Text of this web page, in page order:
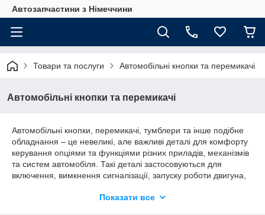
Автозапчастини з Німеччини
Товари та послуги Автомобільні кнопки та перемикачі
Автомобільні кнопки та перемикачі
Автомобільні кнопки, перемикачі, тумблери та інше подібне
обладнання – це невеликі, але важливі деталі для комфорту
керування опціями та функціями різних приладів, механізмів
та систем автомобіля. Такі деталі застосовуються для
включення, вимкнення сигналізації, запуску роботи двигуна,
кондиціювання, вентиляції, використання склопідйомників,
Показати все